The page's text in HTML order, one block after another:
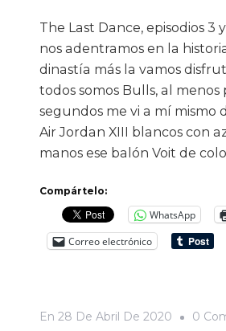
The Last Dance, episodios 3
nos adentramos en la
dinastía más la vamos
todos somos Bulls, al menos
segundos me vi a mí mismo
Air Jordan XIII blancos con
manos ese balón Voit de
Compártelo:
WhatsApp
Correo electrónico
En 28 De Abril De 2020 0